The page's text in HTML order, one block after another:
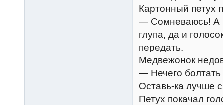
Картонный петух
— Сомневаюсь! А
глупа, да и
передать.
Медвежонок
— Нечего болтать
Оставь-ка лучше
Петух покачал